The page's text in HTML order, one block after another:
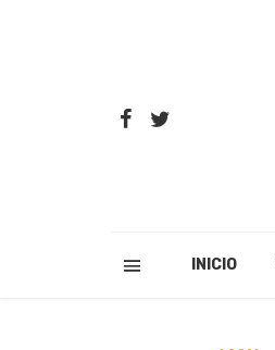
INICIO